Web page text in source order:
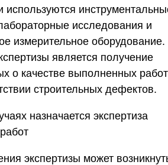
используются
исследования и
измерительное оборудование.
является получение
о качестве выполненных
строительных дефектов.
назначается экспертиза
экспертизы может